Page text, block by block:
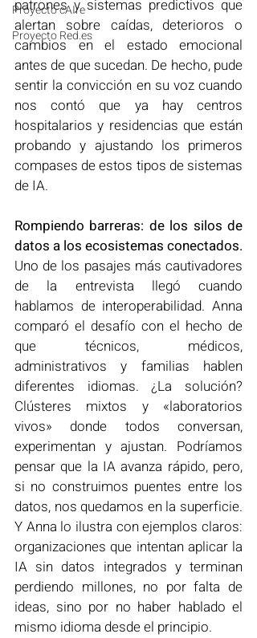
Proyecto cAIre
Proyecto Red.es
patrones y sistemas predictivos que
alertan sobre caídas, deterioros o
cambios en el estado emocional
antes de que sucedan. De hecho, pude
sentir la convicción en su voz cuando
nos contó que ya hay centros
hospitalarios y residencias que están
probando y ajustando los primeros
compases de estos tipos de sistemas
de IA.
Rompiendo barreras: de los silos de
datos a los ecosistemas conectados.
Uno de los pasajes más cautivadores
de la entrevista llegó cuando
hablamos de interoperabilidad. Anna
comparó el desafío con el hecho de
que técnicos, médicos,
administrativos y familias hablen
diferentes idiomas. ¿La solución?
Clústeres mixtos y «laboratorios
vivos» donde todos conversan,
experimentan y ajustan. Podríamos
pensar que la IA avanza rápido, pero,
si no construimos puentes entre los
datos, nos quedamos en la superficie.
Y Anna lo ilustra con ejemplos claros:
organizaciones que intentan aplicar la
IA sin datos integrados y terminan
perdiendo millones, no por falta de
ideas, sino por no haber hablado el
mismo idioma desde el principio.